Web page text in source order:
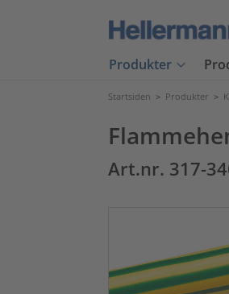
Produkter
Startsiden > Produkter >
Art.nr. 317-